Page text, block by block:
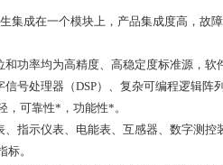
集成在一个模块上，产品集成度高，故
功率均为高精度、高稳定度标准源，
号处理器（DSP）、复杂可编程逻辑
，可靠性*，功能性*。
、指示仪表、电能表、互感器、数字测
。